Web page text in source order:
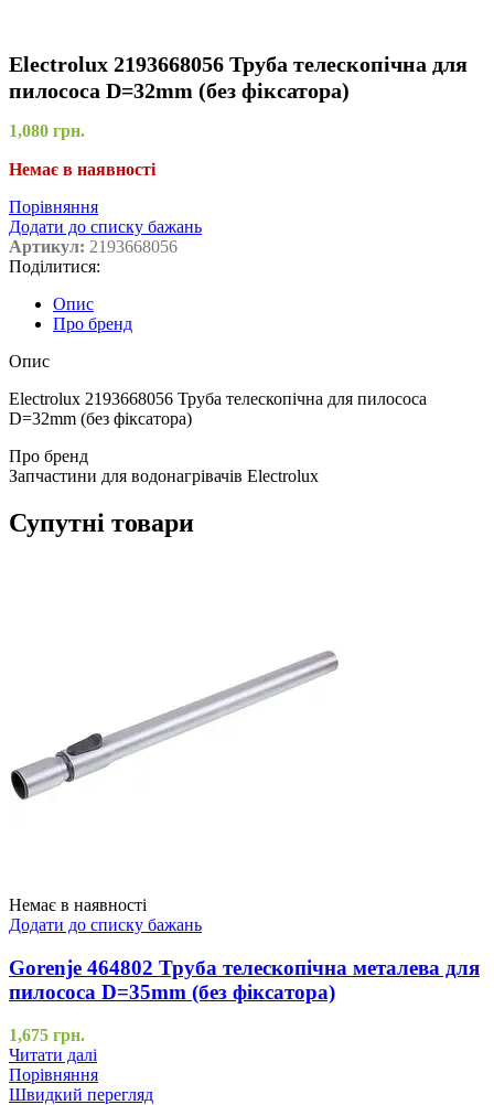
Electrolux 2193668056 Труба телескопічна для
пилососа D=32mm (без фіксатора)
1,080 грн.
Немає в наявності
Порівняння
Додати до списку бажань
Артикул: 2193668056
Поділитися:
Опис
Про бренд
Опис
Electrolux 2193668056 Труба телескопічна для пилососа
D=32mm (без фіксатора)
Про бренд
Запчастини для водонагрівачів Electrolux
Супутні товари
Немає в наявності
Додати до списку бажань
Gorenje 464802 Труба телескопічна металева для
пилососа D=35mm (без фіксатора)
1,675 грн.
Читати далі
Порівняння
Швидкий перегляд